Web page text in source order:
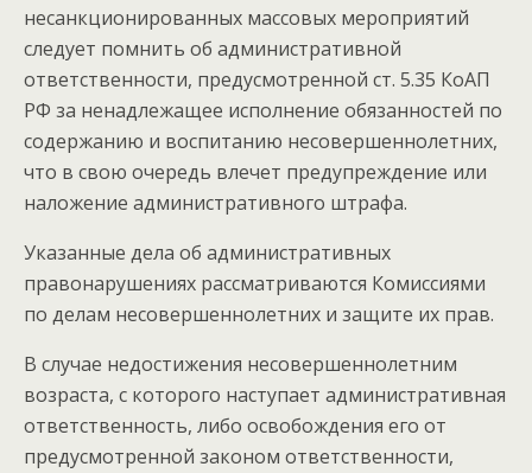
несанкционированных массовых мероприятий
следует помнить об административной
ответственности, предусмотренной ст. 5.35 КоАП
РФ за ненадлежащее исполнение обязанностей по
содержанию и воспитанию несовершеннолетних,
что в свою очередь влечет предупреждение или
наложение административного штрафа.
Указанные дела об административных
правонарушениях рассматриваются Комиссиями
по делам несовершеннолетних и защите их прав.
В случае недостижения несовершеннолетним
возраста, с которого наступает административная
ответственность, либо освобождения его от
предусмотренной законом ответственности,